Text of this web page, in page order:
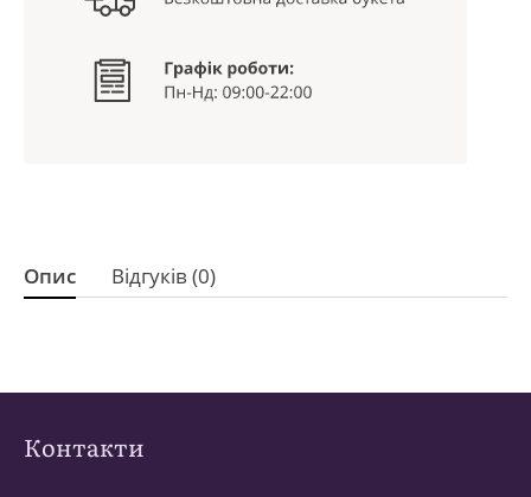
Опис Відгуків (0)
Контакти